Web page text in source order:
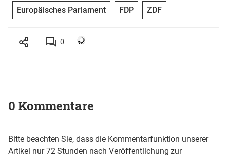
Europäisches Parlament FDP ZDF
0
0 Kommentare
Bitte beachten Sie, dass die Kommentarfunktion unserer
Artikel nur 72 Stunden nach Veröffentlichung zur